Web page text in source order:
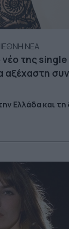
ΝΕΑ
της single
αξέχαστη
Ελλάδα και τη